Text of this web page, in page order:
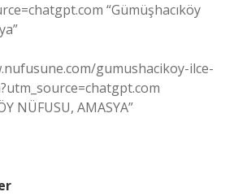
“Gümüşhacıköy
gumushacikoy-ilce-
NÜFUSU, AMASYA”